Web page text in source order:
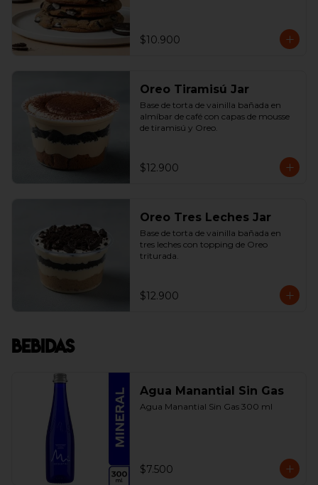
$10.900
Oreo Tiramisú Jar
Base de torta de vainilla bañada en
almíbar de café con capas de mousse
de tiramisú y Oreo.
$12.900
Oreo Tres Leches Jar
Base de torta de vainilla bañada en
tres leches con topping de Oreo
triturada.
$12.900
Bebidas
Agua Manantial Sin Gas
Agua Manantial Sin Gas 300 ml
$7.500